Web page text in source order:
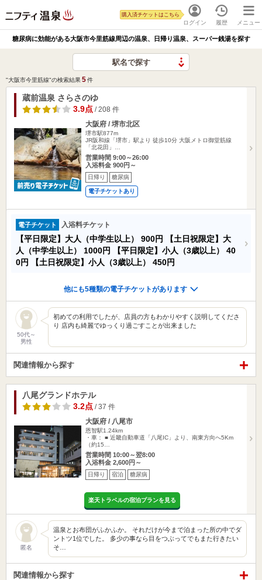
ログイン
購入済チケットはこちら
履歴 メニュー
糖尿病に効能がある大阪市今里筋線周辺の温泉、日帰り温泉、スーパー銭湯を探す
駅名で探す
"大阪市今里筋線"の検索結果5件
蔵前温泉 さらさのゆ
3.9点 / 208 件
大阪府 / 堺市北区
堺市駅877m
JR阪和線「堺市」駅より 徒歩10分 大阪メトロ御堂筋線
「北花田」…
営業時間 9:00～26:00
入浴料金 900円～
日帰り 糖尿病
電子チケットあり
電子チケット 入浴料チケット
【平日限定】大人（中学生以上） 900円
【土日祝限定】大
人（中学生以上） 1000円 【平日限定】小人（3歳以上） 40
0円
【土日祝限定】小人（3歳以上） 450円
他にも5種類の電子チケットがあります
50代～
男性
初めての利用でしたが、店員の方もわかりやすく説明してくださ
り 店内も綺麗でゆっくり過ごすことが出来ました
関連情報から探す
八尾グランドホテル
3.2点 / 37 件
大阪府 / 八尾市
恩智駅1.24km
・車： ■ 近畿自動車道「八尾IC」より、南東方向へ5Km
（約15…
営業時間 10:00～翌8:00
入浴料金 2,600円～
日帰り 宿泊 糖尿病
楽天トラベルの宿泊プランを見る
匿名
温泉とお布団がふかふか。 それだけが今まで泊まった所の中でダ
ントツ1位でした。 多少の事なら目をつぶってでもまた行きたい
そ…
関連情報から探す